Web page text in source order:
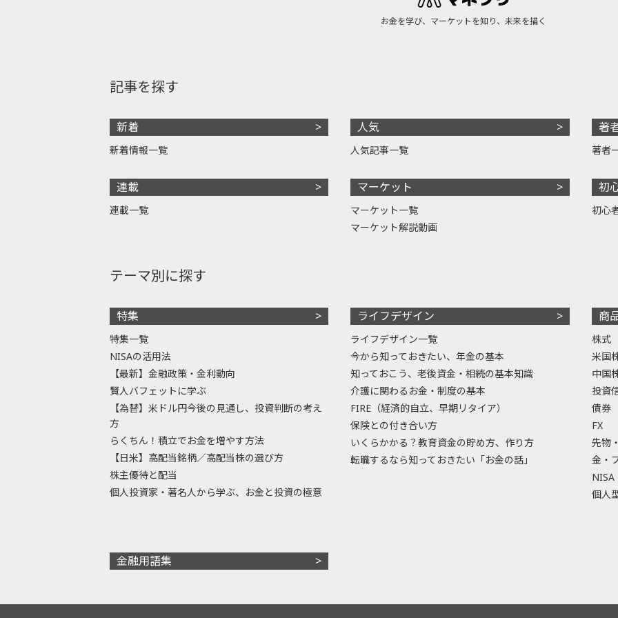
お金を学び、マーケットを知り、未来を描く
記事を探す
新着
新着情報一覧
連載
連載一覧
人気
人気記事一覧
マーケット
マーケット一覧
マーケット解説動画
著
著者
初
初心
テーマ別に探す
特集
特集一覧
NISAの活用法
【最新】金融政策・金利動向
賢人バフェットに学ぶ
【為替】米ドル円今後の見通し、投資判断の考え
方
らくちん！積立でお金を増やす方法
【日米】高配当銘柄／高配当株の選び方
株主優待と配当
個人投資家・著名人から学ぶ、お金と投資の極意
ライフデザイン
ライフデザイン一覧
今から知っておきたい、年金の基本
知っておこう、老後資金・相続の基本知識
介護に関わるお金・制度の基本
FIRE（経済的自立、早期リタイア）
保険との付き合い方
いくらかかる？教育資金の貯め方、作り方
転職するなら知っておきたい「お金の話」
商
株式
米国
中国
投資
債券
FX
先物
金・
NISA
個人
金融用語集